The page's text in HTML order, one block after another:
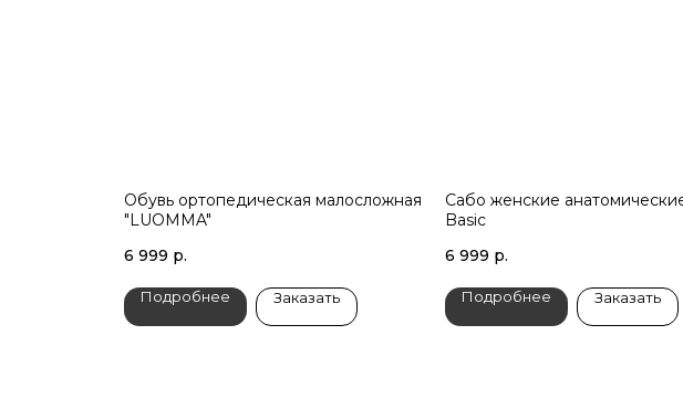
Обувь ортопедическая малосложная
"LUOMMA"
6 999 р.
Подробнее Заказать
Сабо женские
Basic
6 999 р.
Подробнее Заказать